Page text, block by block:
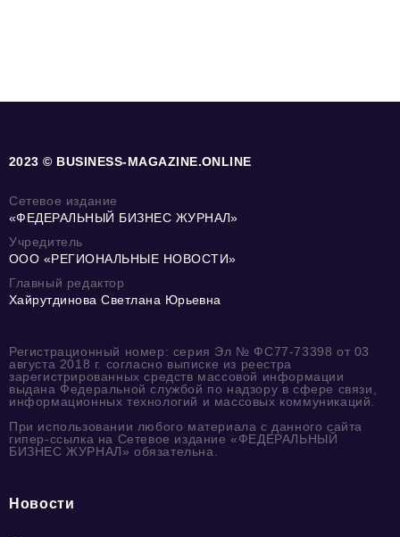
2023 © BUSINESS-MAGAZINE.ONLINE
Сетевое издание
«ФЕДЕРАЛЬНЫЙ БИЗНЕС ЖУРНАЛ»
Учредитель
ООО «РЕГИОНАЛЬНЫЕ НОВОСТИ»
Главный редактор
Хайрутдинова Светлана Юрьевна
Регистрационный номер: серия Эл № ФС77-73398 от 03
августа 2018 г. согласно выписке из реестра
зарегистрированных средств массовой информации
выдана Федеральной службой по надзору в сфере связи,
информационных технологий и массовых коммуникаций.
При использовании любого материала с данного сайта
гипер-ссылка на Сетевое издание «ФЕДЕРАЛЬНЫЙ
БИЗНЕС ЖУРНАЛ» обязательна.
Новости